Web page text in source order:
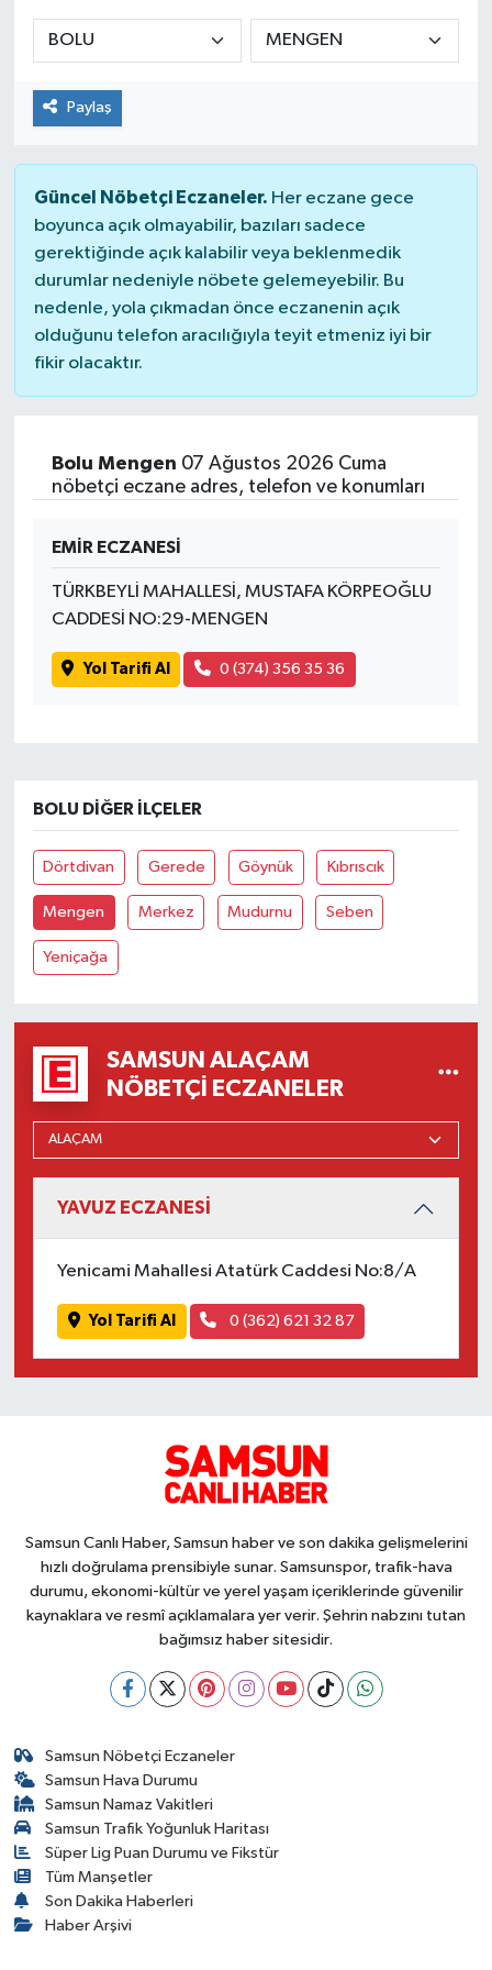
Paylaş
Güncel Nöbetçi Eczaneler. Her eczane gece
boyunca açık olmayabilir, bazıları sadece
gerektiğinde açık kalabilir veya beklenmedik
durumlar nedeniyle nöbete gelemeyebilir. Bu
nedenle, yola çıkmadan önce eczanenin açık
olduğunu telefon aracılığıyla teyit etmeniz iyi bir
fikir olacaktır.
Bolu Mengen 07 Ağustos 2026 Cuma
nöbetçi eczane adres, telefon ve konumları
EMİR ECZANESİ
TÜRKBEYLİ MAHALLESİ, MUSTAFA KÖRPEOĞLU
CADDESİ NO:29-MENGEN
Yol Tarifi Al 0 (374) 356 35 36
BOLU DIĞER İLÇELER
Dörtdivan Gerede Göynük Kıbrıscık
Mengen Merkez Mudurnu Seben
Yeniçağa
SAMSUN ALAÇAM
NÖBETÇI ECZANELER
YAVUZ ECZANESİ
Yenicami Mahallesi Atatürk Caddesi No:8/A
Yol Tarifi Al 0 (362) 621 32 87
Samsun Canlı Haber, Samsun haber ve son dakika gelişmelerini
hızlı doğrulama prensibiyle sunar. Samsunspor, trafik-hava
durumu, ekonomi-kültür ve yerel yaşam içeriklerinde güvenilir
kaynaklara ve resmî açıklamalara yer verir. Şehrin nabzını tutan
bağımsız haber sitesidir.
Samsun Nöbetçi Eczaneler
Samsun Hava Durumu
Samsun Namaz Vakitleri
Samsun Trafik Yoğunluk Haritası
Süper Lig Puan Durumu ve Fikstür
Tüm Manşetler
Son Dakika Haberleri
Haber Arşivi
Manşet Haberi